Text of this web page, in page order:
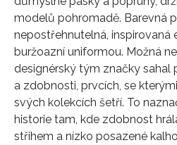
modelů pohromadě. Barevná
nepostřehnutelná, inspirovaná
buržoazní uniformou. Možná
designérský tým značky sahal
a zdobnosti, prvcích, se
svých kolekcích šetří. To
historie tam, kde zdobnost
střihem a nízko posazené